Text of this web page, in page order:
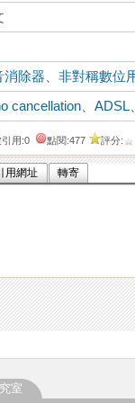
消除器 、非對稱數位
cancellation 、ADSL
引用:0 點閱:477 評分:
用網址 轉寄
室